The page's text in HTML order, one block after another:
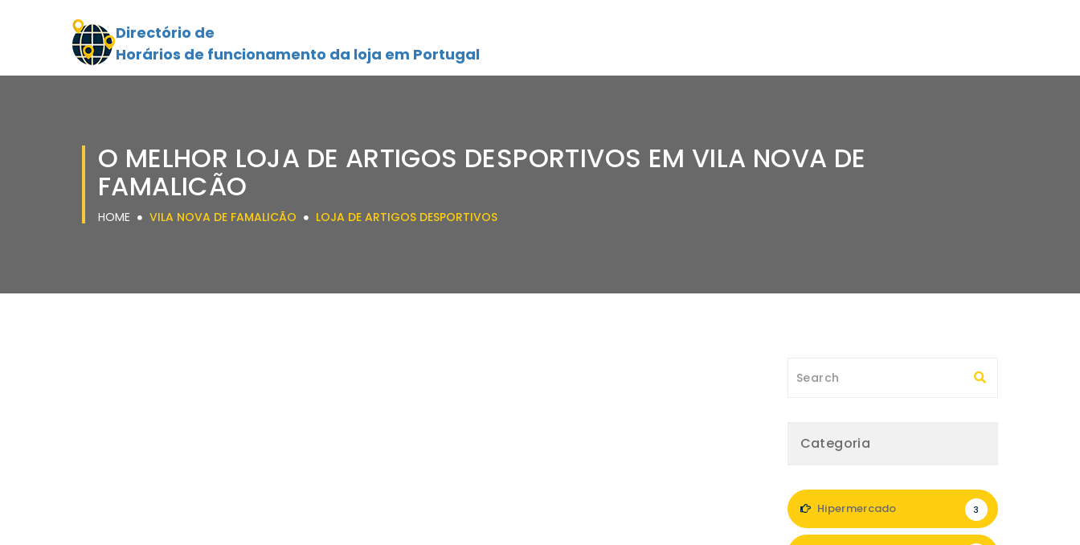
Directório de
Horários de funcionamento da loja em Portugal
O MELHOR LOJA DE ARTIGOS DESPORTIVOS EM VILA NOVA DE
FAMALICÃO
HOME VILA NOVA DE FAMALICÃO LOJA DE ARTIGOS DESPORTIVOS
Categoria
Hipermercado 3